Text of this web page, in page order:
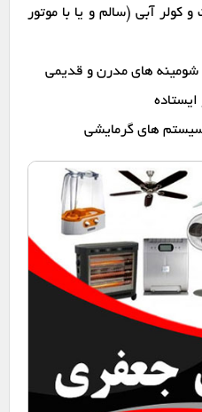
و کولر آبی (سالم و یا با موتور
شومینه های مدرن و قدیمی
سیستم های گرمایشی